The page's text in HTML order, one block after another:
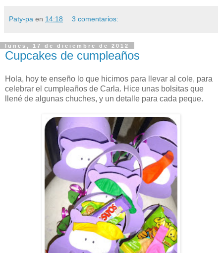
Paty-pa en 14:18 3 comentarios:
lunes, 17 de diciembre de 2012
Cupcakes de cumpleaños
Hola, hoy te enseño lo que hicimos para llevar al cole, para
celebrar el cumpleaños de Carla. Hice unas bolsitas que
llené de algunas chuches, y un detalle para cada peque.